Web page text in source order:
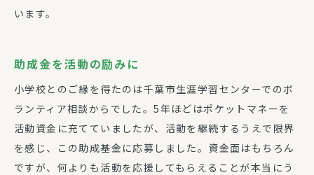
います。
助成金を活動の励みに
小学校とのご縁を得たのは千葉市生涯学習センターでのボ
ランティア相談からでした。5年ほどはポケットマネーを
活動資金に充てていましたが、活動を継続するうえで限界
を感じ、この助成基金に応募しました。資金面はもちろん
ですが、何よりも活動を応援してもらえることが本当にう